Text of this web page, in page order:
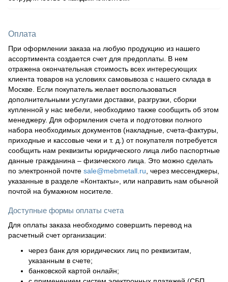
Оплата
При оформлении заказа на любую продукцию из нашего
ассортимента создается счет для предоплаты. В нем
отражена окончательная стоимость всех интересующих
клиента товаров на условиях самовывоза с нашего склада в
Москве. Если покупатель желает воспользоваться
дополнительными услугами доставки, разгрузки, сборки
купленной у нас мебели, необходимо также сообщить об этом
менеджеру. Для оформления счета и подготовки полного
набора необходимых документов (накладные, счета-фактуры,
приходные и кассовые чеки и т. д.) от покупателя потребуется
сообщить нам реквизиты юридического лица либо паспортные
данные гражданина – физического лица. Это можно сделать
по электронной почте sale@mebmetall.ru , через мессенджеры,
указанные в разделе «Контакты», или направить нам обычной
почтой на бумажном носителе.
Доступные формы оплаты счета
Для оплаты заказа необходимо совершить перевод на
расчетный счет организации:
через банк для юридических лиц по реквизитам,
указанным в счете;
банковской картой онлайн;